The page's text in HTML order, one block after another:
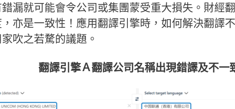
漏就可能會令公司或集團蒙受重大損失。財經
亦是一致性！應用翻譯引擎時，如何解決翻譯
吹之若騖的議題。
翻譯引擎Ａ翻譯公司名稱出現錯譯及不一